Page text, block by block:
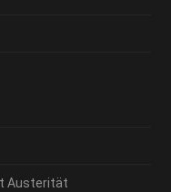
Austerität